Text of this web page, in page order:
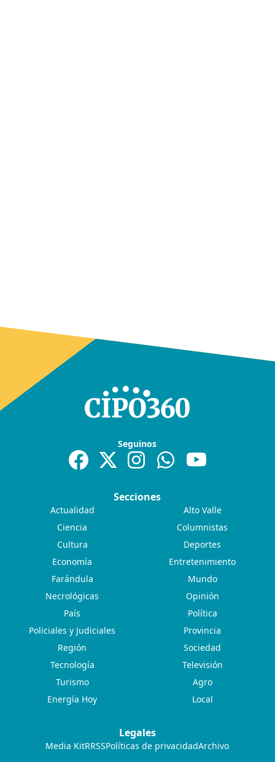
Seguinos
Secciones
Actualidad
Alto Valle
Ciencia
Columnistas
Cultura
Deportes
Economía
Entretenimiento
Farándula
Mundo
Necrológicas
Opinión
País
Política
Policiales y Judiciales
Provincia
Región
Sociedad
Tecnología
Televisión
Turismo
Agro
Energía Hoy
Local
Legales
Media KitRRSSPolíticas de privacidadArchivo